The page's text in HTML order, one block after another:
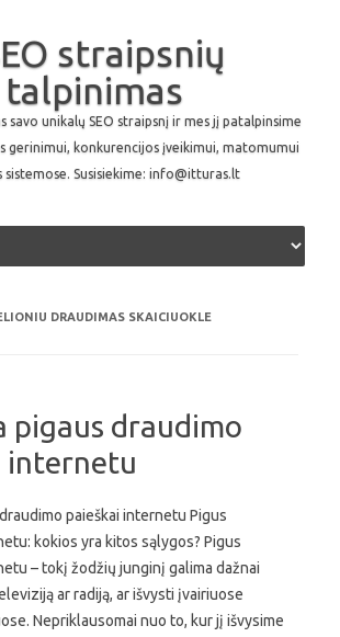
straipsnių
talpinimas
savo unikalų SEO straipsnį ir mes jį patalpinsime
gerinimui, konkurencijos įveikimui, matomumui
sistemose. Susisiekime: info@itturas.lt
Skip to content
DRAUDIMAS SKAICIUOKLE
pigaus draudimo
internetu
paieškai internetu Pigus
kokios yra kitos sąlygos? Pigus
– tokį žodžių junginį galima dažnai
ar radiją, ar išvysti įvairiuose
Nepriklausomai nuo to, kur jį išvysime